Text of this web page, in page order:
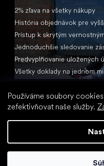
Používáme soubory
zefektivňovat naše služby.
2% zľava na všetky nákupy
História objednávok pre
Prístup k skrytým
Jednoduchšie sledovanie
Predvyplňovanie uložených
Všetky doklady na jednom
Little